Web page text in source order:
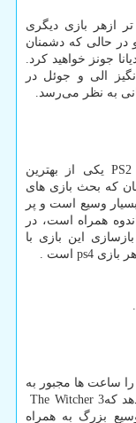
ازهر بازی دیگری
حالی که دشمنان
جونز خواهید کرد.
الی و جوئل در
به نظر می‌رسد.
یکی از بهترین
که بحث بازی های
وسیع است و پر
همراه است، در
این بازی با
بازی ps4 است .
ساعت ها مجبور به
کهThe Witcher 3
بزرگ به همراه